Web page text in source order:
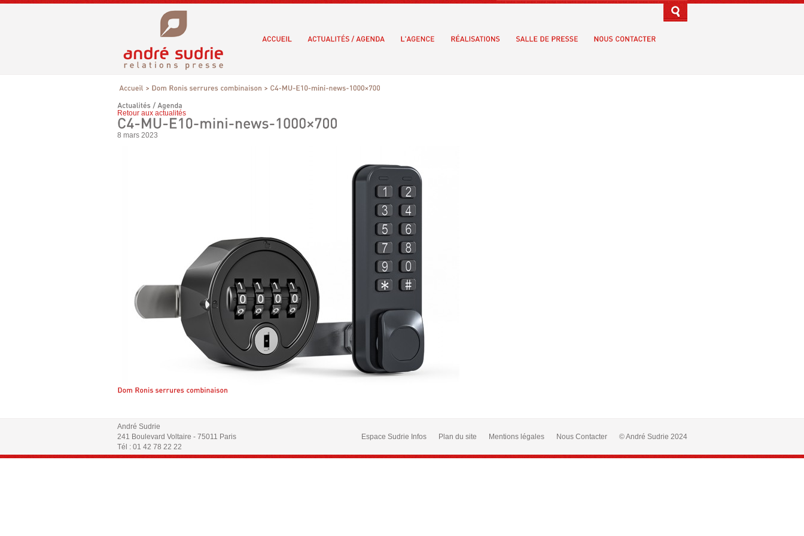
Retour aux actualités
8 mars 2023
André Sudrie
241 Boulevard Voltaire - 75011 Paris
Tél : 01 42 78 22 22
Espace Sudrie Infos Plan du site Mentions légales Nous Contacter © André Sudrie 2024